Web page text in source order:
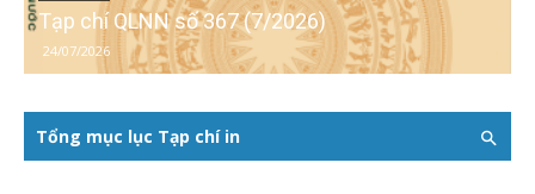
Tạp chí QLNN số 367 (7/2026)
24/07/2026
Tổng mục lục Tạp chí in